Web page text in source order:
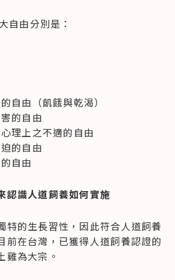
自由分別是：
自由（飢餓與乾渴）
的自由
理上之不適的自由
的自由
自由
認識人道飼養如何實施
特的生長習性，因此符合人道飼養
前在台灣，已獲得人道飼養認證的
雞為大宗。